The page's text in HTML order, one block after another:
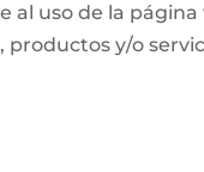
uso de la
y/o